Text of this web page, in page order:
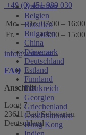
Australien
Belgien
Brasilien
Bulgarien
China
Dänemark
Deutschland
Estland
Finnland
Frankreich
Georgien
Griechenland
Großbritannien
Hong Kong
+49 (0) 451 989 030
Mo. – Do. 07:00 – 16:00
Fr.
08:00 – 15:00
info@voltus.de
FAQ
Anschrift
Loog 7
23611 Bad Schwartau
Deutschland